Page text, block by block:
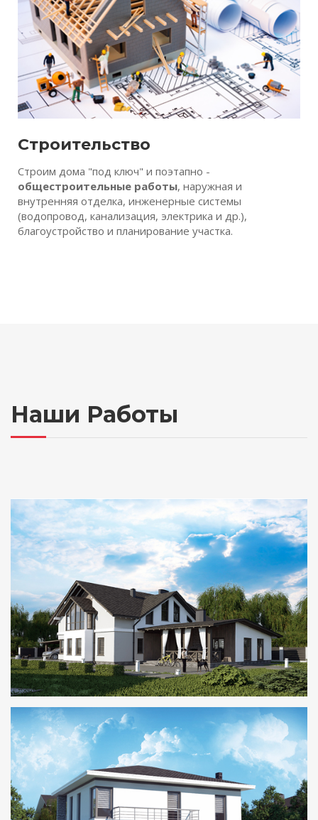
Строительство
Строим дома "под ключ" и поэтапно -
общестроительные работы, наружная и
внутренняя отделка, инженерные системы
(водопровод, канализация, электрика и др.),
благоустройство и планирование участка.
Наши Работы